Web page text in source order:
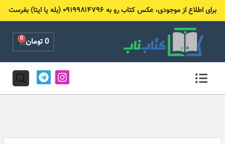
برای اطلاع از موجودی، عکس کتاب رو به ۰۹۱۹۹۸۱۴۷۹۶ (بله یا ایتا) بفرست
0تومان 0
Cart
I
n
s
r
T
e
l
a